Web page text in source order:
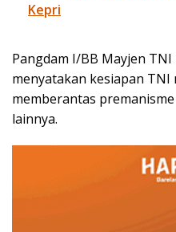
Kepri
Pangdam I/BB Mayjen
menyatakan kesiapan
memberantas
lainnya.